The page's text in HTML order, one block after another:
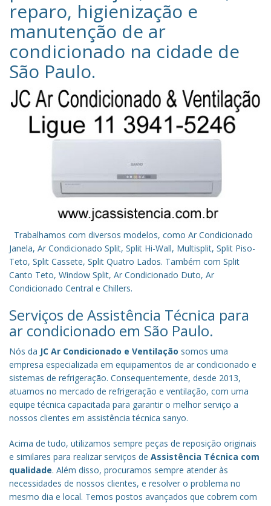
reparo, higienização e
manutenção de ar
condicionado na cidade de
São Paulo.
Trabalhamos com diversos modelos, como Ar Condicionado
Janela, Ar Condicionado Split, Split Hi-Wall, Multisplit, Split Piso-
Teto, Split Cassete, Split Quatro Lados. Também com Split
Canto Teto, Window Split, Ar Condicionado Duto, Ar
Condicionado Central e Chillers.
Serviços de Assistência Técnica para
ar condicionado em São Paulo.
Nós da JC Ar Condicionado e Ventilação somos uma
empresa especializada em equipamentos de ar condicionado e
sistemas de refrigeração. Consequentemente, desde 2013,
atuamos no mercado de refrigeração e ventilação, com uma
equipe técnica capacitada para garantir o melhor serviço a
nossos clientes em assistência técnica sanyo.
Acima de tudo, utilizamos sempre peças de reposição originais
e similares para realizar serviços de Assistência Técnica com
qualidade. Além disso, procuramos sempre atender às
necessidades de nossos clientes, e resolver o problema no
mesmo dia e local. Temos postos avançados que cobrem com